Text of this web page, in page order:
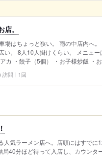
。
場はちょっと狭い。 雨の中店内へ
い。 8人10人掛けくらい。 メニュー
カ ・餃子（5個） ・お子様炒飯 ・
訪問 1回
人気ラーメン店へ。店頭にはすでに
40分ほど待って入店し、カウンタ